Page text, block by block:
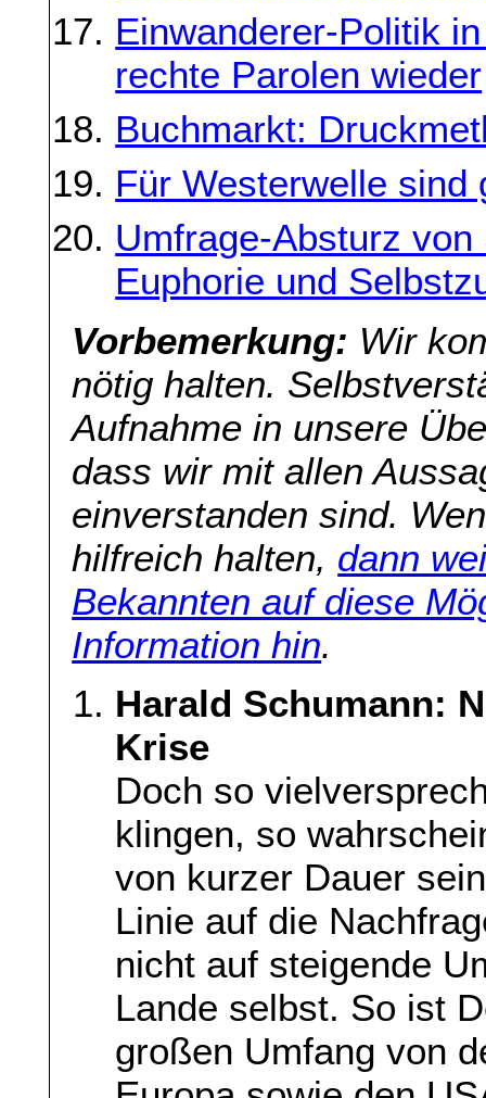
Einwanderer-Politik
rechte Parolen wieder
Buchmarkt:
Für Westerwelle sind
Umfrage-Absturz
Euphorie und
Vorbemerkung: Wir
nötig halten.
Aufnahme in unsere
dass wir mit allen
einverstanden sind.
hilfreich halten, dann
Bekannten auf diese
Information hin.
Harald Schumann:
Krise
Doch so
klingen, so
von kurzer Dauer
Linie auf die
nicht auf steigende
Lande selbst. So ist
großen Umfang von